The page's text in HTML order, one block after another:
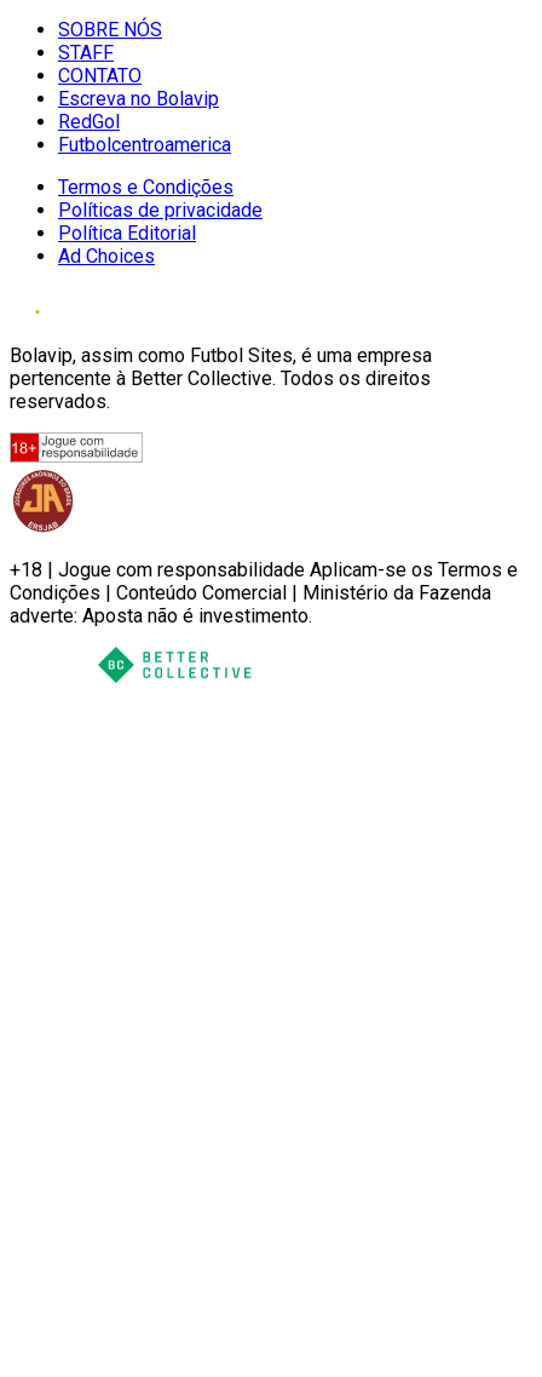
SOBRE NÓS
STAFF
CONTATO
Escreva no Bolavip
RedGol
Futbolcentroamerica
Termos e Condições
Políticas de privacidade
Política Editorial
Ad Choices
Bolavip, assim como Futbol Sites, é uma empresa
pertencente à Better Collective. Todos os direitos
reservados.
+18 | Jogue com responsabilidade Aplicam-se os Termos e
Condições | Conteúdo Comercial | Ministério da Fazenda
adverte: Aposta não é investimento.